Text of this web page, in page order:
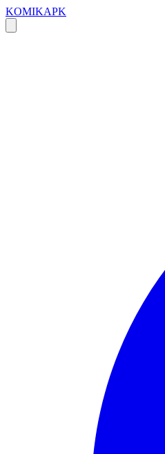
KOMIKAPK